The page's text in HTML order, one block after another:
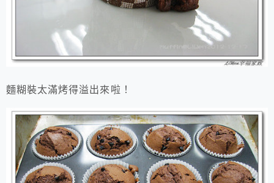
麵糊裝太滿烤得溢出來啦！